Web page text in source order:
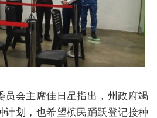
员会主席佳日星指出，州政府竭
计划，也希望槟民踊跃登记接种